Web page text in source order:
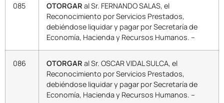
085 OTORGAR al Sr. FERNANDO SALAS, el
Reconocimiento por Servicios Prestados,
debiéndose liquidar y pagar por Secretaría de
Economía, Hacienda y Recursos Humanos. –
086 OTORGAR al Sr. OSCAR VIDAL SULCA, el
Reconocimiento por Servicios Prestados,
debiéndose liquidar y pagar por Secretaría de
Economía, Hacienda y Recursos Humanos. –